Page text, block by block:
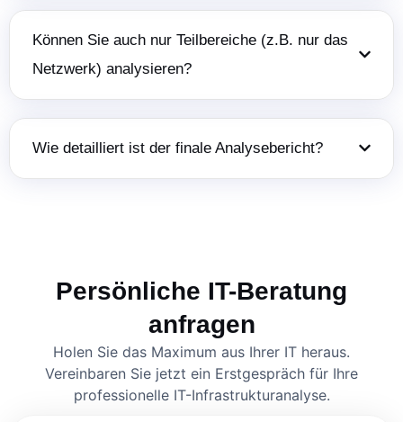
Können Sie auch nur Teilbereiche (z.B. nur das
Netzwerk) analysieren?
Wie detailliert ist der finale Analysebericht?
Persönliche IT-Beratung
anfragen
Holen Sie das Maximum aus Ihrer IT heraus.
Vereinbaren Sie jetzt ein Erstgespräch für Ihre
professionelle IT-Infrastrukturanalyse.